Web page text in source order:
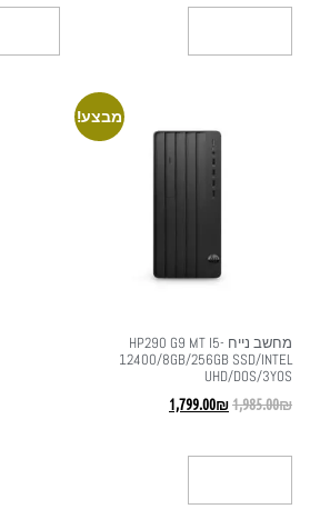
מבצע!
מחשב נייח HP290 G9 MT I5-
12400/8GB/256GB SSD/INTEL
UHD/DOS/3YOS
1,985.00₪
1,799.00₪